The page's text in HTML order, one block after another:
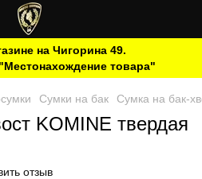
на Чигорина 49.
товара"
Сумки на бак Сумка на бак-
KOMINE твердая
отзыв